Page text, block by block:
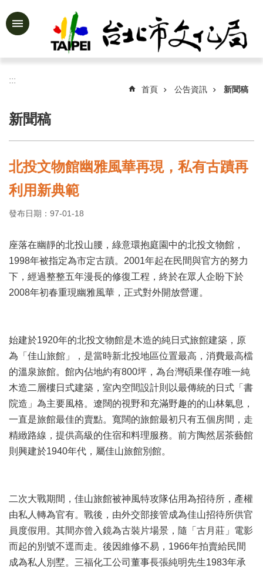
跳到主要內容區塊
進
告
訊
認
文
局
業
務
項
北
藝
文
空
間
歷
文
化
廉
政
專
珍
:::
首頁 公告資訊 新聞稿
新聞稿
北投文物館幽雅風華再現，私有古蹟再
利用新典範
發布日期：97-01-18
座落在幽靜的北投山腰，綠意環抱庭園中的北投文物館，
1998年被指定為市定古蹟。2001年起在民間與官方的努力
下，經過整整五年漫長的修復工程，終於在眾人企盼下於
2008年初春重現幽雅風華，正式對外開放營運。
始建於1920年的北投文物館是木造的純日式旅館建築，原
為「佳山旅館」，是當時新北投地區位置最高，消費最高檔
的溫泉旅館。館內佔地約有800坪，為台灣碩果僅存唯一純
木造二層樓日式建築，室內空間設計則以最傳統的日式「書
院造」為主要風格。遼闊的視野和充滿野趣的的山林氣息，
一直是旅館最佳的賣點。寬闊的旅館最初只有五個房間，走
精緻路線，提供高級的住宿和料理服務。前方陶然居茶藝館
則興建於1940年代，屬佳山旅館別館。
二次大戰期間，佳山旅館被神風特攻隊佔用為招待所，產權
由私人轉為官有。戰後，由外交部接管成為佳山招待所供官
員度假用。其間亦曾入鏡為古裝片場景，隨「古月莊」電影
而起的別號不逕而走。後因維修不易，1966年拍賣給民間
成為私人別墅。三福化工公司董事長張純明先生1983年承